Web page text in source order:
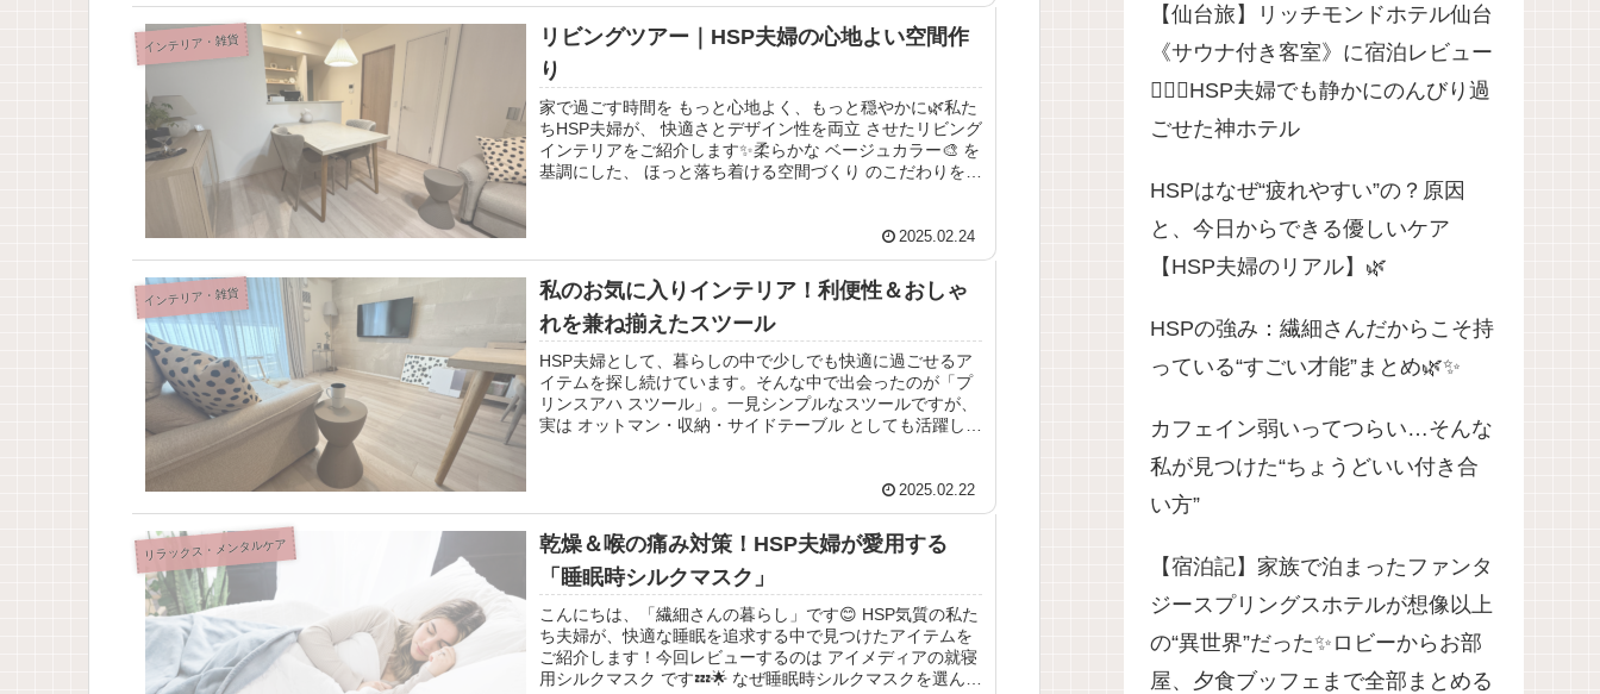
インテリア・雑貨
リビングツアー｜HSP夫婦の心地よい空間作
り
家で過ごす時間を もっと心地よく、もっと穏やかに🌿私た
ちHSP夫婦が、 快適さとデザイン性を両立 させたリビング
インテリアをご紹介します✨柔らかな ベージュカラー🎨 を
基調にした、 ほっと落ち着ける空間づくり のこだわりを詰
2025.02.24
インテリア・雑貨
私のお気に入りインテリア！利便性＆おしゃ
れを兼ね揃えたスツール
HSP夫婦として、暮らしの中で少しでも快適に過ごせるア
イテムを探し続けています。そんな中で出会ったのが「プ
リンスアハ スツール」。一見シンプルなスツールですが、
実は オットマン・収納・サイドテーブル としても活躍して
2025.02.22
リラックス・メンタルケア
乾燥＆喉の痛み対策！HSP夫婦が愛用する
「睡眠時シルクマスク」
こんにちは、「繊細さんの暮らし」です😊 HSP気質の私た
ち夫婦が、快適な睡眠を追求する中で見つけたアイテムを
ご紹介します！今回レビューするのは アイメディアの就寝
用シルクマスク です💤🌟 なぜ睡眠時シルクマスクを選んだ
【仙台旅】リッチモンドホテル仙台
《サウナ付き客室》に宿泊レビュー
🧖‍♀️✨HSP夫婦でも静かにのんびり過
ごせた神ホテル
HSPはなぜ“疲れやすい”の？原因
と、今日からできる優しいケア
【HSP夫婦のリアル】🌿
HSPの強み：繊細さんだからこそ持
っている“すごい才能”まとめ🌿✨
カフェイン弱いってつらい…そんな
私が見つけた“ちょうどいい付き合
い方”
【宿泊記】家族で泊まったファンタ
ジースプリングスホテルが想像以上
の“異世界”だった✨ロビーからお部
屋、夕食ブッフェまで全部まとめる